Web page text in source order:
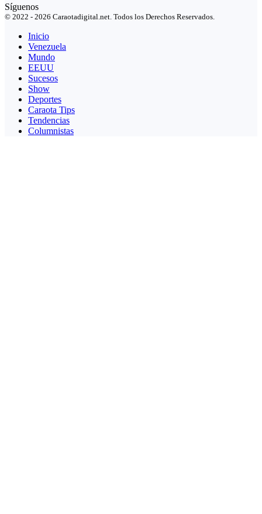
Síguenos
© 2022 - 2026 Caraotadigital.net. Todos los Derechos Reservados.
Inicio
Venezuela
Mundo
EEUU
Sucesos
Show
Deportes
Caraota Tips
Tendencias
Columnistas